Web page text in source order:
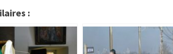
: